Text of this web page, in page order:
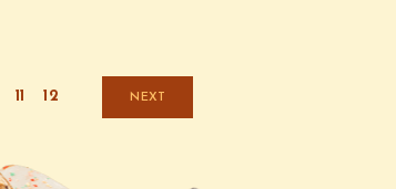
11 12 NEXT